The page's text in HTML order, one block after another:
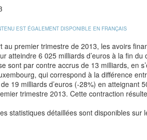
EST ÉGALEMENT DISPONIBLE EN FRANÇAIS
au premier trimestre de 2013, les avoirs
atteindre 6 025 milliards d’euros à la fin
sont par contre accrus de 13 milliards, en
qui correspond à la différence
19 milliards d’euros (-28%) en atteignant
trimestre 2013. Cette contraction
statistiques détaillées sont disponibles sur